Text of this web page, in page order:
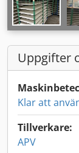
Uppgifter
Klar att
Tillverkare:
APV